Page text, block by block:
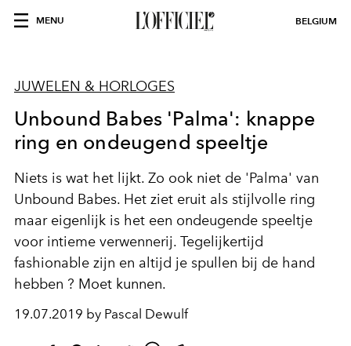
MENU BELGIUM
JUWELEN & HORLOGES
Unbound Babes 'Palma': knappe
ring en ondeugend speeltje
Niets is wat het lijkt. Zo ook niet de 'Palma' van
Unbound Babes. Het ziet eruit als stijlvolle ring
maar eigenlijk is het een ondeugende speeltje
voor intieme verwennerij. Tegelijkertijd
fashionable zijn en altijd je spullen bij de hand
hebben ? Moet kunnen.
19.07.2019 by Pascal Dewulf